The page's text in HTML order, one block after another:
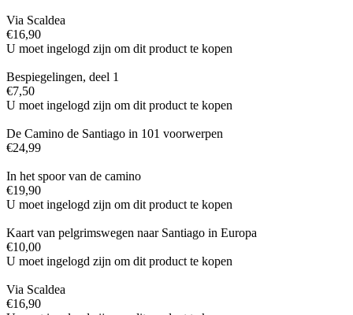
Via Scaldea
€16,90
U moet ingelogd zijn om dit product te kopen
Bespiegelingen, deel 1
€7,50
U moet ingelogd zijn om dit product te kopen
De Camino de Santiago in 101 voorwerpen
€24,99
In het spoor van de camino
€19,90
U moet ingelogd zijn om dit product te kopen
Kaart van pelgrimswegen naar Santiago in Europa
€10,00
U moet ingelogd zijn om dit product te kopen
Via Scaldea
€16,90